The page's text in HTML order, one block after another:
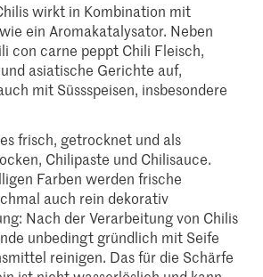
wirkt in Kombination mit
ein Aromakatalysator. Neben
con carne peppt Chili Fleisch,
asiatische Gerichte auf,
mit Süssspeisen, insbesondere
frisch, getrocknet und als
Chilipaste und Chilisauce.
Farben werden frische
auch rein dekorativ
Nach der Verarbeitung von Chilis
unbedingt gründlich mit Seife
reinigen. Das für die Schärfe